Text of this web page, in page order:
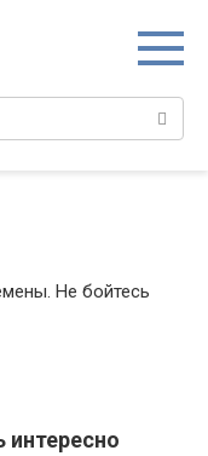
Не бойтесь